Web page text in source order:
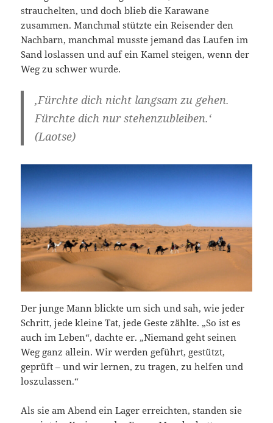
strauchelten, und doch blieb die Karawane
zusammen. Manchmal stützte ein Reisender den
Nachbarn, manchmal musste jemand das Laufen im
Sand loslassen und auf ein Kamel steigen, wenn der
Weg zu schwer wurde.
‚Fürchte dich nicht langsam zu gehen.
Fürchte dich nur stehenzubleiben.‘
(Laotse)
Der junge Mann blickte um sich und sah, wie jeder
Schritt, jede kleine Tat, jede Geste zählte. „So ist es
auch im Leben“, dachte er. „Niemand geht seinen
Weg ganz allein. Wir werden geführt, gestützt,
geprüft – und wir lernen, zu tragen, zu helfen und
loszulassen.“
Als sie am Abend ein Lager erreichten, standen sie